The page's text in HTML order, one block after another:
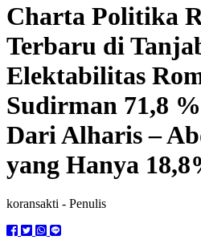
Charta Politika
Terbaru di
Elektabilitas
Sudirman 71,8
Dari Alharis –
yang Hanya
koransakti - Penulis